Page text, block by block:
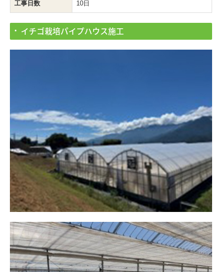
工事日数 10日
イチゴ栽培パイプハウス施工